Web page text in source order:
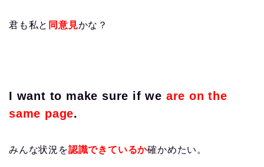
君も私と 同意見かな？
I want to make sure if we are on the
same page.
みんな状況を認識できているか確かめたい。